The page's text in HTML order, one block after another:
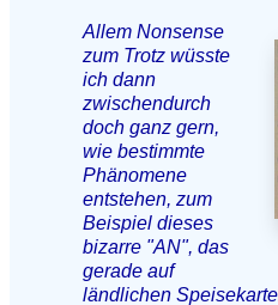
Allem Nonsense
zum Trotz wüsste
ich dann
zwischendurch
doch ganz gern,
wie bestimmte
Phänomene
entstehen, zum
Beispiel dieses
bizarre "AN", das
gerade auf
ländlichen